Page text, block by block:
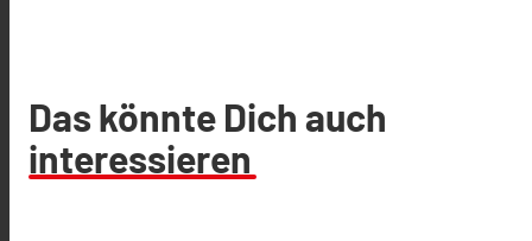
Das könnte Dich auch
interessieren